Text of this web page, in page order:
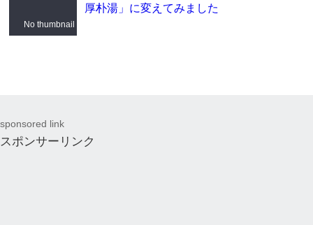
No thumbnail
厚朴湯」に変えてみました
sponsored link
スポンサーリンク